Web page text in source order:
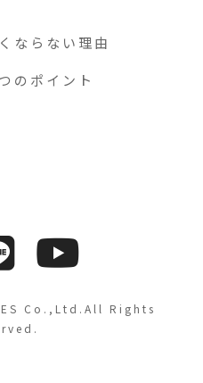
ならない理由
のポイント
Co.,Ltd.All Rights